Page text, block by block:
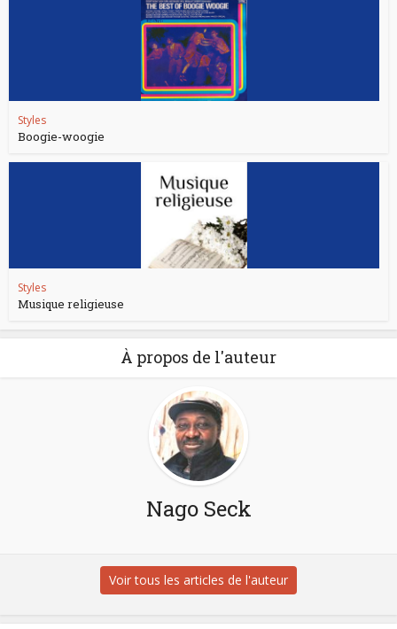
Styles
Boogie-woogie
Styles
Musique religieuse
À propos de l'auteur
Nago Seck
Voir tous les articles de l'auteur